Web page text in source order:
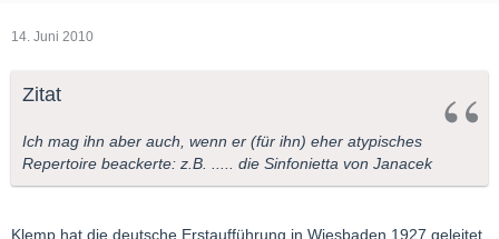
14. Juni 2010
Zitat
Ich mag ihn aber auch, wenn er (für ihn) eher atypisches
Repertoire beackerte: z.B. ..... die Sinfonietta von Janacek
Klemp hat die deutsche Erstaufführung in Wiesbaden 1927 geleitet,